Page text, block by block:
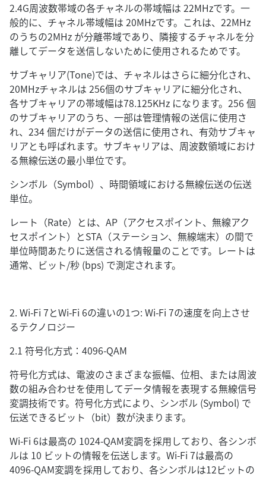
2.4G周波数帯域の各チャネルの帯域幅は 22MHzです。一
般的に、チャネル帯域幅は 20MHzです。これは、22MHz
のうちの2MHz が分離帯域であり、隣接するチャネルを分
離してデータを送信しないために使用されるためです。
サブキャリア(Tone)では、チャネルはさらに細分化され、
20MHzチャネルは 256個のサブキャリアに細分化され、
各サブキャリアの帯域幅は78.125KHz になります。256 個
のサブキャリアのうち、一部は管理情報の送信に使用さ
れ、234 個だけがデータの送信に使用され、有効サブキャ
リアとも呼ばれます。サブキャリアは、周波数領域におけ
る無線伝送の最小単位です。
シンボル（Symbol）、時間領域における無線伝送の伝送
単位。
レート（Rate）とは、AP（アクセスポイント、無線アク
セスポイント）とSTA（ステーション、無線端末）の間で
単位時間あたりに送信される情報量のことです。レートは
通常、ビット/秒 (bps) で測定されます。
2. Wi-Fi 7とWi-Fi 6の違いの1つ: Wi-Fi 7の速度を向上させ
るテクノロジー
2.1 符号化方式：4096-QAM
符号化方式は、電波のさまざまな振幅、位相、または周波
数の組み合わせを使用してデータ情報を表現する無線信号
変調技術です。符号化方式により、シンボル (Symbol) で
伝送できるビット（bit）数が決まります。
Wi-Fi 6は最高の 1024-QAM変調を採用しており、各シンボ
ルは 10 ビットの情報を伝送します。Wi-Fi 7は最高の
4096-QAM変調を採用しており、各シンボルは12ビットの